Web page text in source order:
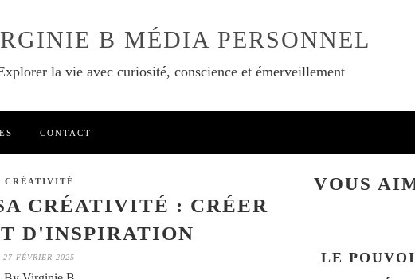
B MÉDIA PERSONNEL
la vie avec curiosité, conscience et émerveillement
CONTACT
CRÉATIVITÉ
CRÉATIVITÉ : CRÉER
D'INSPIRATION
27 FÉVRIER 2025
VOUS
LE